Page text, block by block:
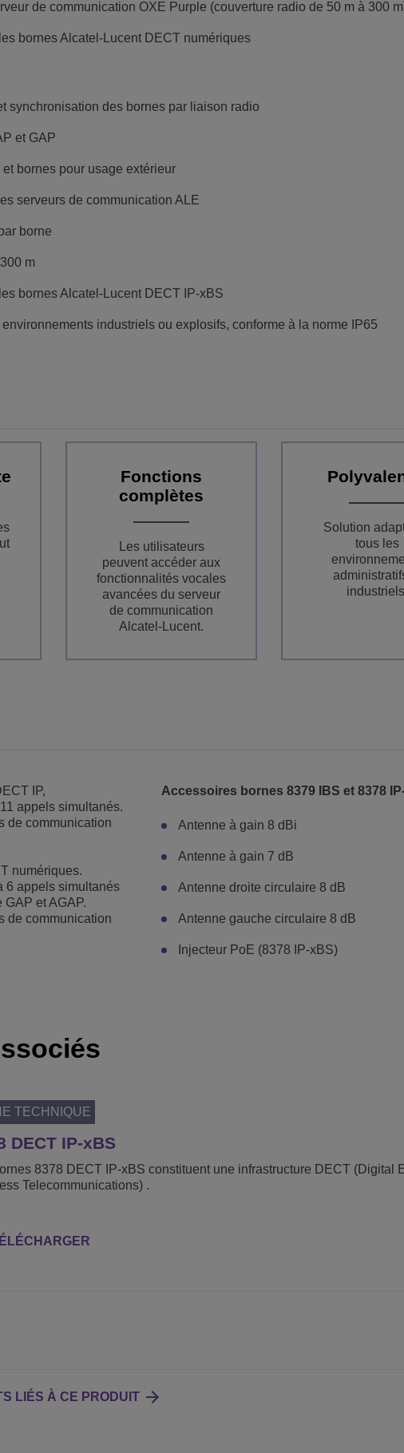
de communication OXE Purple (couverture radio de 50 m à 300
bornes Alcatel-Lucent DECT numériques
synchronisation des bornes par liaison radio
et GAP
bornes pour usage extérieur
serveurs de communication ALE
borne
m
bornes Alcatel-Lucent DECT IP-xBS
industriels ou explosifs, conforme à la norme IP65
Fonctions
complètes
Les utilisateurs
peuvent accéder aux
fonctionnalités vocales
avancées du serveur
de communication
Alcatel-Lucent.
Solution
tous les
IP,
appels simultanés.
de communication
numériques.
6 appels simultanés
et AGAP.
de communication
Accessoires bornes 8379 IBS et 8378
Antenne à gain 8 dBi
Antenne à gain 7 dB
Antenne droite circulaire 8 dB
Antenne gauche circulaire 8 dB
Injecteur PoE (8378 IP-xBS)
TECHNIQUE
DECT IP-xBS
8378 DECT IP-xBS constituent une infrastructure DECT (Digital
Telecommunications) .
LIÉS À CE PRODUIT